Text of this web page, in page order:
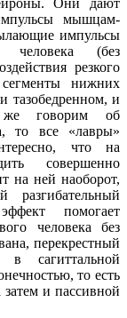
Они дают
мышцам-
импульсы
человека (без
резкого
нижних
тазобедренном, и
же говорим об
то все «лавры»
что на
совершенно
на ней наоборот,
разгибательный
помогает
человека без
перекрестный
в сагиттальной
то есть
затем и пассивной